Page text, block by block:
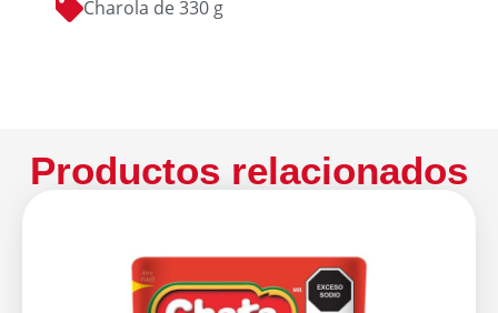
Charola de 330 g
Productos relacionados